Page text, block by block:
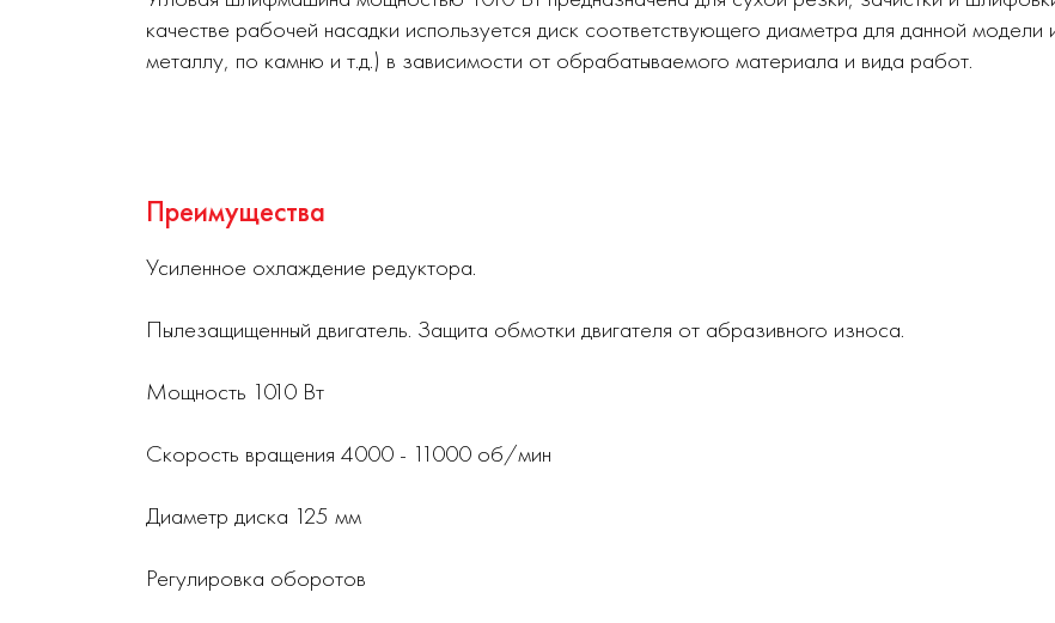
качестве рабочей насадки используется диск соответствующего диаметра для данной модели
металлу, по камню и т.д.) в зависимости от обрабатываемого материала и вида работ.
Преимущества
Усиленное охлаждение редуктора.
Пылезащищенный двигатель. Защита обмотки двигателя от абразивного износа.
Мощность 1010 Вт
Скорость вращения 4000 - 11000 об/мин
Диаметр диска 125 мм
Регулировка оборотов